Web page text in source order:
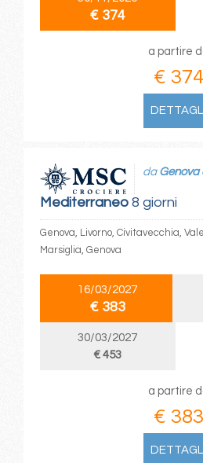
€ 374
a partire
€ 374
DETTAGLI
Mediterraneo8 giorni
da Genova
Genova, Livorno, Civitavecchia,
Marsiglia, Genova
16/03/2027
€ 383
30/03/2027
€ 453
a partire
€ 383
DETTAGLI